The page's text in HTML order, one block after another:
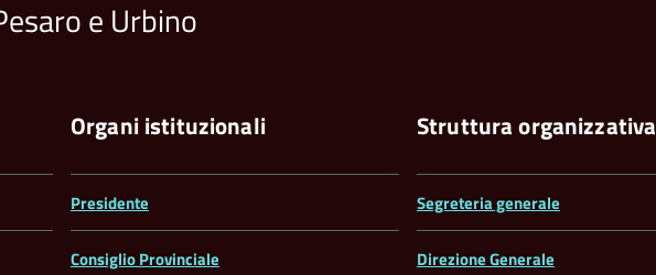
e Urbino
Organi istituzionali
Presidente
Consiglio Provinciale
Struttura organizzativa
Segreteria generale
Direzione Generale